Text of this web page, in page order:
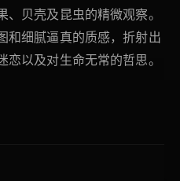
贝壳及昆虫的精微观察。
和细腻逼真的质感，折射出
以及对生命无常的哲思。